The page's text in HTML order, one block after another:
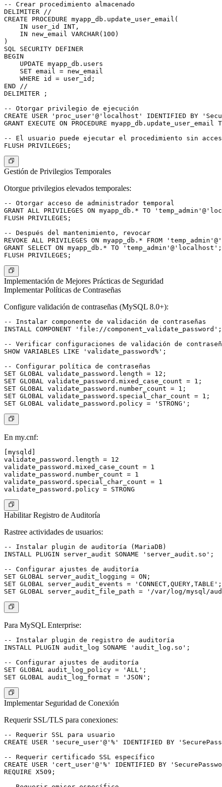
-- Crear procedimiento almacenado
DELIMITER //
CREATE PROCEDURE myapp_db.update_user_email(
    IN user_id INT,
    IN new_email VARCHAR(100)
)
SQL SECURITY DEFINER
BEGIN
    UPDATE myapp_db.users
    SET email = new_email
    WHERE id = user_id;
END //
DELIMITER ;
-- Otorgar privilegio de ejecución
CREATE USER 'proc_user'@'localhost' IDENTIFIED BY
GRANT EXECUTE ON PROCEDURE
-- El usuario puede ejecutar el procedimiento sin
Gestión de Privilegios Temporales
Otorgue privilegios elevados temporales:
-- Otorgar acceso de administrador temporal
GRANT ALL PRIVILEGES ON myapp_db.* TO
FLUSH PRIVILEGES;
-- Después del mantenimiento, revocar
REVOKE ALL PRIVILEGES ON myapp_db.* FROM
GRANT SELECT ON myapp_db.* TO 'temp_admin'@'localhost';
Implementación de Mejores Prácticas de Seguridad
Implementar Políticas de Contraseñas
Configure validación de contraseñas (MySQL 8.0+):
-- Instalar componente de validación de contraseñas
INSTALL COMPONENT 'file://component_validate_password';
-- Verificar configuraciones de validación de
SHOW VARIABLES LIKE 'validate_password%';
-- Configurar política de contraseñas
SET GLOBAL validate_password.length = 12;
SET GLOBAL validate_password.mixed_case_count = 1;
SET GLOBAL validate_password.number_count = 1;
SET GLOBAL validate_password.special_char_count = 1;
En my.cnf:
[mysqld]
validate_password.length = 12
validate_password.mixed_case_count = 1
validate_password.number_count = 1
validate_password.special_char_count = 1
Habilitar Registro de Auditoría
Rastree actividades de usuarios:
-- Instalar plugin de auditoría (MariaDB)
INSTALL PLUGIN server_audit SONAME 'server_audit.so';
-- Configurar ajustes de auditoría
SET GLOBAL server_audit_logging = ON;
SET GLOBAL server_audit_events = 'CONNECT,QUERY,TABLE';
Para MySQL Enterprise:
-- Instalar plugin de registro de auditoría
INSTALL PLUGIN audit_log SONAME 'audit_log.so';
-- Configurar ajustes de auditoría
SET GLOBAL audit_log_policy = 'ALL';
Implementar Seguridad de Conexión
Requerir SSL/TLS para conexiones:
-- Requerir SSL para usuario
CREATE USER 'secure_user'@'%' IDENTIFIED BY
-- Requerir certificado SSL específico
CREATE USER 'cert_user'@'%' IDENTIFIED BY
REQUIRE X509;